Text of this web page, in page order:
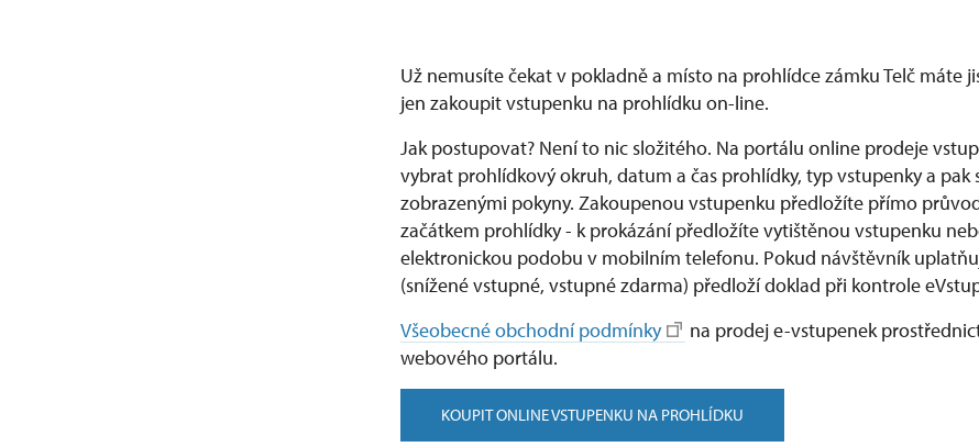
Už nemusíte čekat v pokladně a místo na prohlídce zámku Telč máte
jen zakoupit vstupenku na prohlídku on-line.
Jak postupovat? Není to nic složitého. Na portálu online prodeje
vybrat prohlídkový okruh, datum a čas prohlídky, typ vstupenky a pak
zobrazenými pokyny. Zakoupenou vstupenku předložíte přímo
začátkem prohlídky - k prokázání předložíte vytištěnou vstupenku
elektronickou podobu v mobilním telefonu. Pokud návštěvník
(snížené vstupné, vstupné zdarma) předloží doklad při kontrole
Všeobecné obchodní podmínky
na prodej e-vstupenek
webového portálu.
KOUPIT ONLINE VSTUPENKU NA PROHLÍDKU